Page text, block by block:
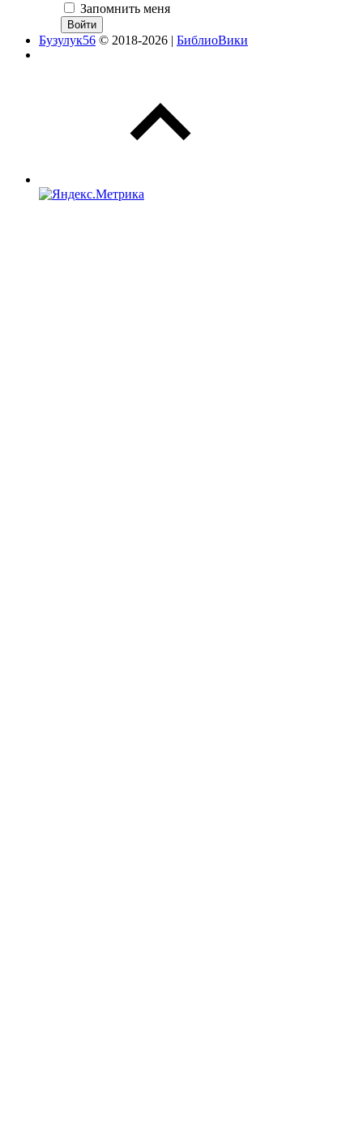
Запомнить меня
Бузулук56 © 2018-2026 | БиблиоВики